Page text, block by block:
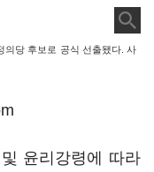
의당 후보로 공식 선출됐다. 사
윤리강령에 따라